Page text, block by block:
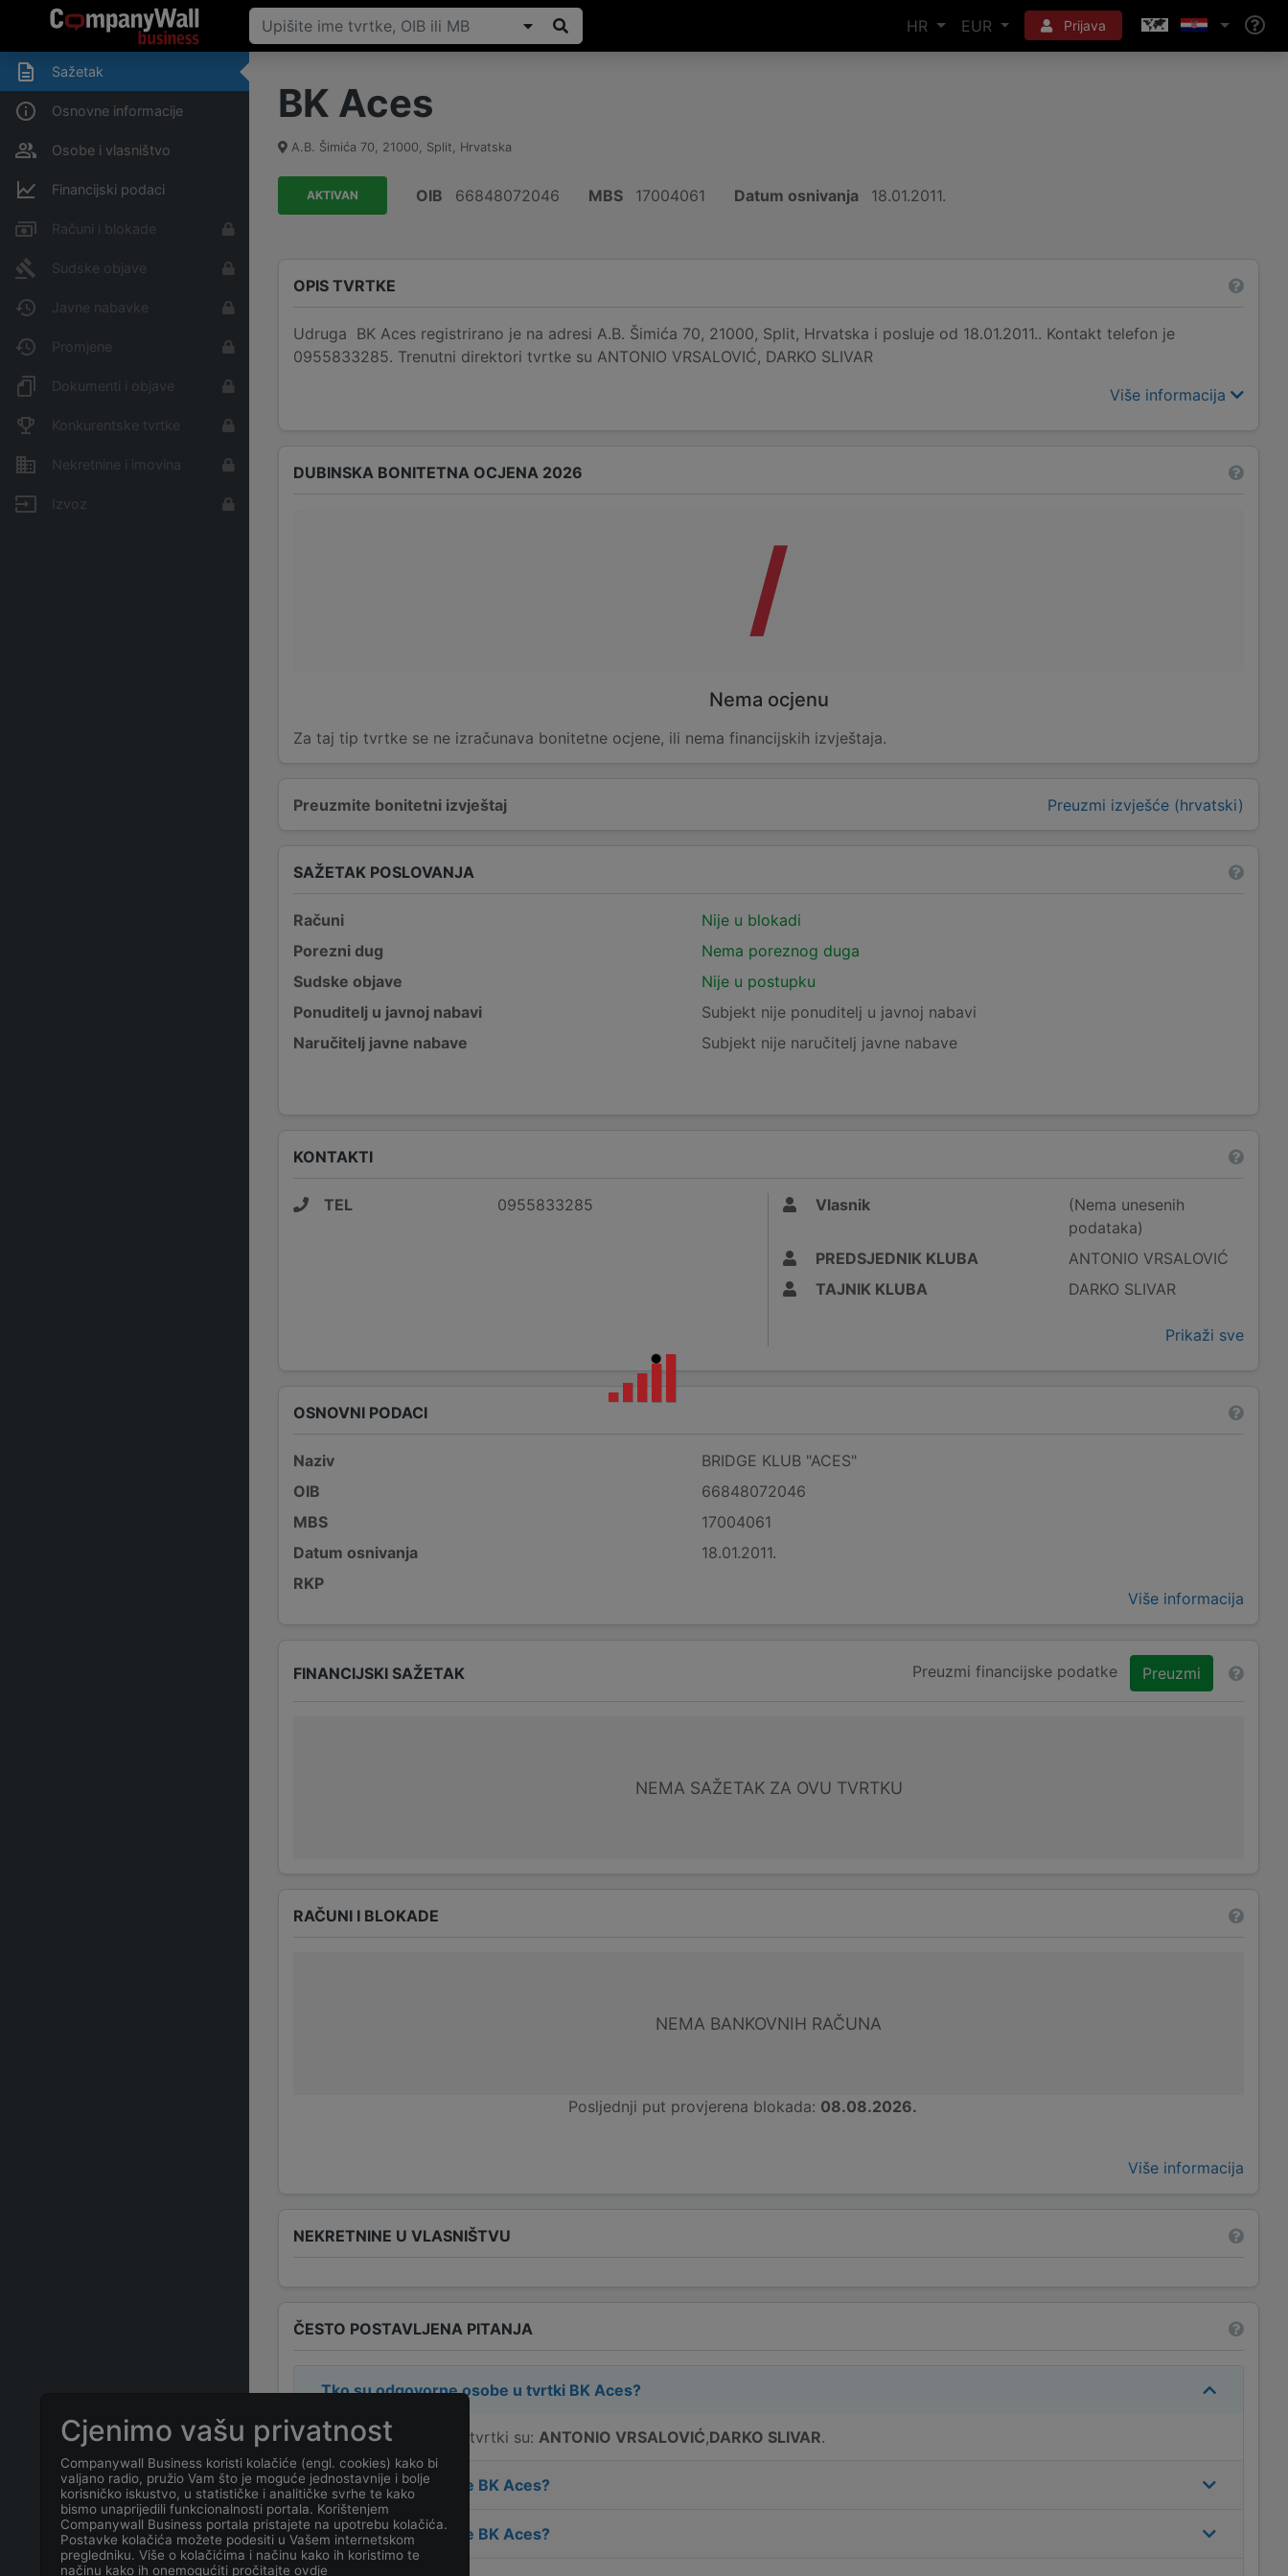
HR EUR Prijava
Sažetak
Osnovne informacije
Osobe i vlasništvo
Financijski podaci
Računi i blokade
Sudske objave
Javne nabavke
Promjene
Dokumenti i objave
Konkurentske tvrtke
Nekretnine i imovina
Izvoz
BK Aces
A.B. Šimića 70, 21000, Split, Hrvatska
AKTIVAN OIB 66848072046 MBS 17004061 Datum osnivanja 18.01.2011.
OPIS TVRTKE
Udruga BK Aces registrirano je na adresi A.B. Šimića 70, 21000, Split, Hrvatska i posluje od 18.01.2011.. Kontakt telefon je
0955833285. Trenutni direktori tvrtke su ANTONIO VRSALOVIĆ, DARKO SLIVAR
Više informacija
Preuzmite bonitetni izvještaj Preuzmi izvješće (hrvatski)
DUBINSKA BONITETNA OCJENA 2026
/
Nema ocjenu
Za taj tip tvrtke se ne izračunava bonitetne ocjene, ili nema financijskih izvještaja.
SAŽETAK POSLOVANJA
Računi
Nije u blokadi
Porezni dug
Nema poreznog duga
Sudske objave
Nije u postupku
Ponuditelj u javnoj nabavi
Subjekt nije ponuditelj u javnoj nabavi
Naručitelj javne nabave
Subjekt nije naručitelj javne nabave
KONTAKTI
TEL 0955833285 Vlasnik
(Nema unesenih
podataka)
PREDSJEDNIK KLUBA
ANTONIO VRSALOVIĆ
TAJNIK KLUBA
DARKO SLIVAR
Prikaži sve
OSNOVNI PODACI
Naziv
BRIDGE KLUB "ACES"
OIB
66848072046
MBS
17004061
Datum osnivanja
18.01.2011.
RKP
Više informacija
FINANCIJSKI SAŽETAK Preuzmi financijske podatke Preuzmi
NEMA SAŽETAK ZA OVU TVRTKU
RAČUNI I BLOKADE
NEMA BANKOVNIH RAČUNA
Posljednji put provjerena blokada: 08.08.2026.
Više informacija
NEKRETNINE U VLASNIŠTVU
ČESTO POSTAVLJENA PITANJA
Tko su odgovorne osobe u tvrtki BK Aces?
Odgovorne osobe u tvrtki su: ANTONIO VRSALOVIĆ,DARKO SLIVAR.
Koja je adresa tvrtke BK Aces?
Koji je kontakt tvrtke BK Aces?
Cjenimo vašu privatnost
Companywall Business koristi kolačiće (engl. cookies) kako bi
valjano radio, pružio Vam što je moguće jednostavnije i bolje
korisničko iskustvo, u statističke i analitičke svrhe te kako
bismo unaprijedili funkcionalnosti portala. Korištenjem
Companywall Business portala pristajete na upotrebu kolačića.
Postavke kolačića možete podesiti u Vašem internetskom
pregledniku. Više o kolačićima i načinu kako ih koristimo te
načinu kako ih onemogućiti pročitajte ovdje